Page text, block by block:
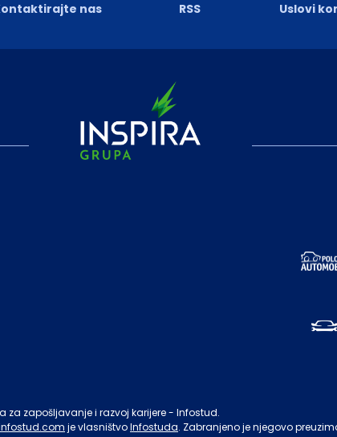
nas RSS Uslovi
za zapošljavanje i razvoj karijere - Infostud.
je vlasništvoInfostuda. Zabranjeno je njegovo